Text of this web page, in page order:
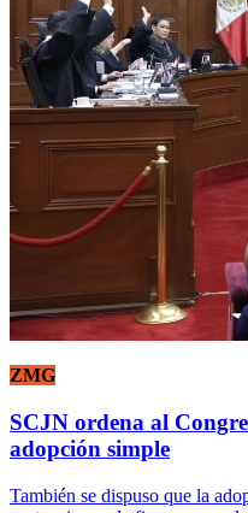
ZMG
SCJN ordena al
adopción simple
También se dispuso que la